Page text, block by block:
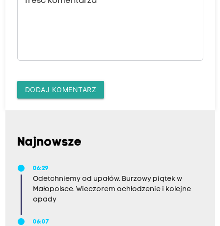
DODAJ KOMENTARZ
Najnowsze
06:29
Odetchniemy od upałów. Burzowy piątek w
Małopolsce. Wieczorem ochłodzenie i kolejne
opady
06:07